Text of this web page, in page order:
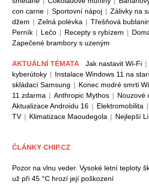
con carne | Sportovní nápoj | Zálivky na
džem | Zelná polévka | Třešňová
Perník | Lečo | Recepty s rybízem |
Zapečené brambory s uzeným
AKTUÁLNÍ TÉMATA Jak nastavit Wi-Fi |
kyberútoky | Instalace Windows 11 na
skládací Samsung | Konec modré smrti
11 zdarma | Anthropic Mythos | Nouzové
Aktualizace Androidu 16 | Elektromobilita |
TV | Klimatizace Maoudegola | Nejlepší
ČLÁNKY CHIP.CZ
Pozor na vlnu veder. Vysoké letní teploty
už při 45 °C hrozí její poškození